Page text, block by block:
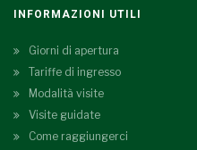
INFORMAZIONI UTILI
Giorni di apertura
Tariffe di ingresso
Modalità visite
Visite guidate
Come raggiungerci